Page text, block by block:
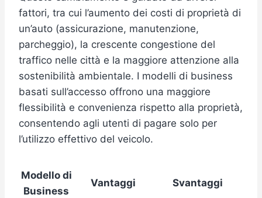
fattori, tra cui l’aumento dei costi di proprietà di
un’auto (assicurazione, manutenzione,
parcheggio), la crescente congestione del
traffico nelle città e la maggiore attenzione alla
sostenibilità ambientale. I modelli di business
basati sull’accesso offrono una maggiore
flessibilità e convenienza rispetto alla proprietà,
consentendo agli utenti di pagare solo per
l’utilizzo effettivo del veicolo.
Modello di
Business
Vantaggi Svantaggi